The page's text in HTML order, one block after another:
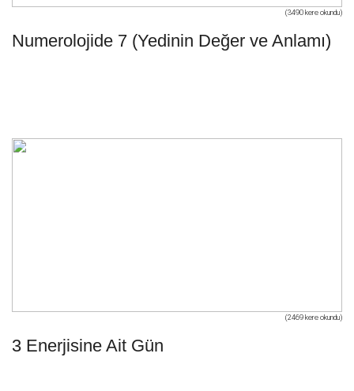
(3490 kere okundu)
Numerolojide 7 (Yedinin Değer ve Anlamı)
(2469 kere okundu)
3 Enerjisine Ait Gün